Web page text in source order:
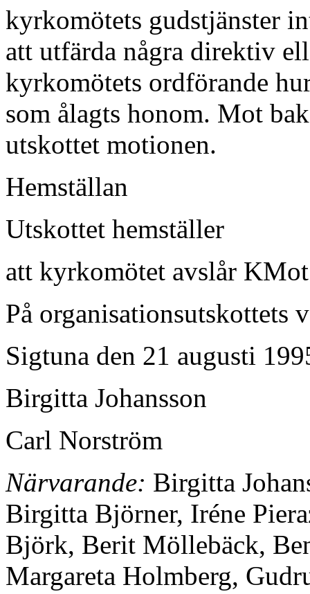
kyrkomötets gudstjänster
att utfärda några direktiv
kyrkomötets ordförande
som ålagts honom. Mot
utskottet motionen.
Hemställan
Utskottet hemställer
att kyrkomötet avslår
På organisationsutskottets
Sigtuna den 21 augusti
Birgitta Johansson
Carl Norström
Närvarande: Birgitta
Birgitta Björner, Iréne
Björk, Berit Möllebäck,
Margareta Holmberg,